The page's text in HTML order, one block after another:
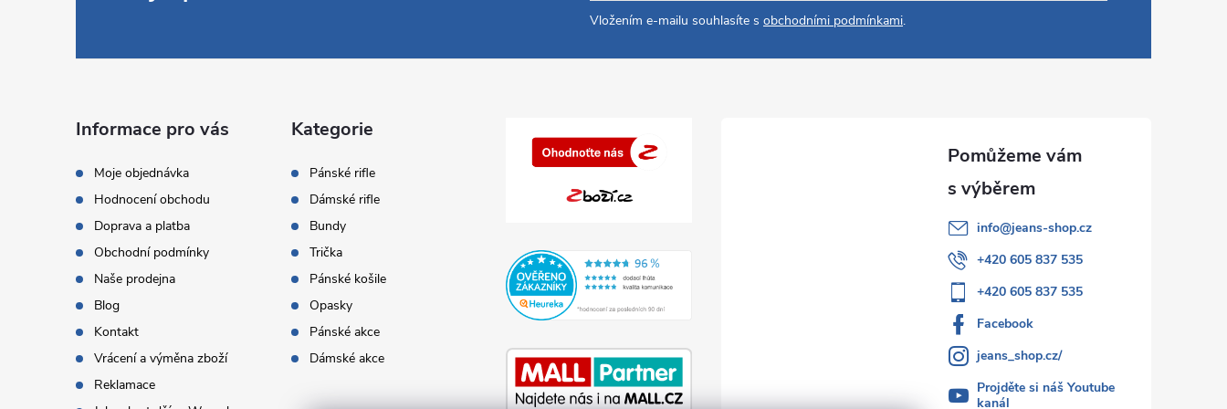
Vložením e-mailu souhlasíte s obchodními podmínkami.
Informace pro vás
Moje objednávka
Hodnocení obchodu
Doprava a platba
Obchodní podmínky
Naše prodejna
Blog
Kontakt
Vrácení a výměna zboží
Reklamace
Kategorie
Pánské rifle
Dámské rifle
Bundy
Trička
Pánské košile
Opasky
Pánské akce
Dámské akce
info@jeans-shop.cz
+420 605 837 535
+420 605 837 535
Facebook
jeans_shop.cz/
Projděte si náš Youtube
kanál